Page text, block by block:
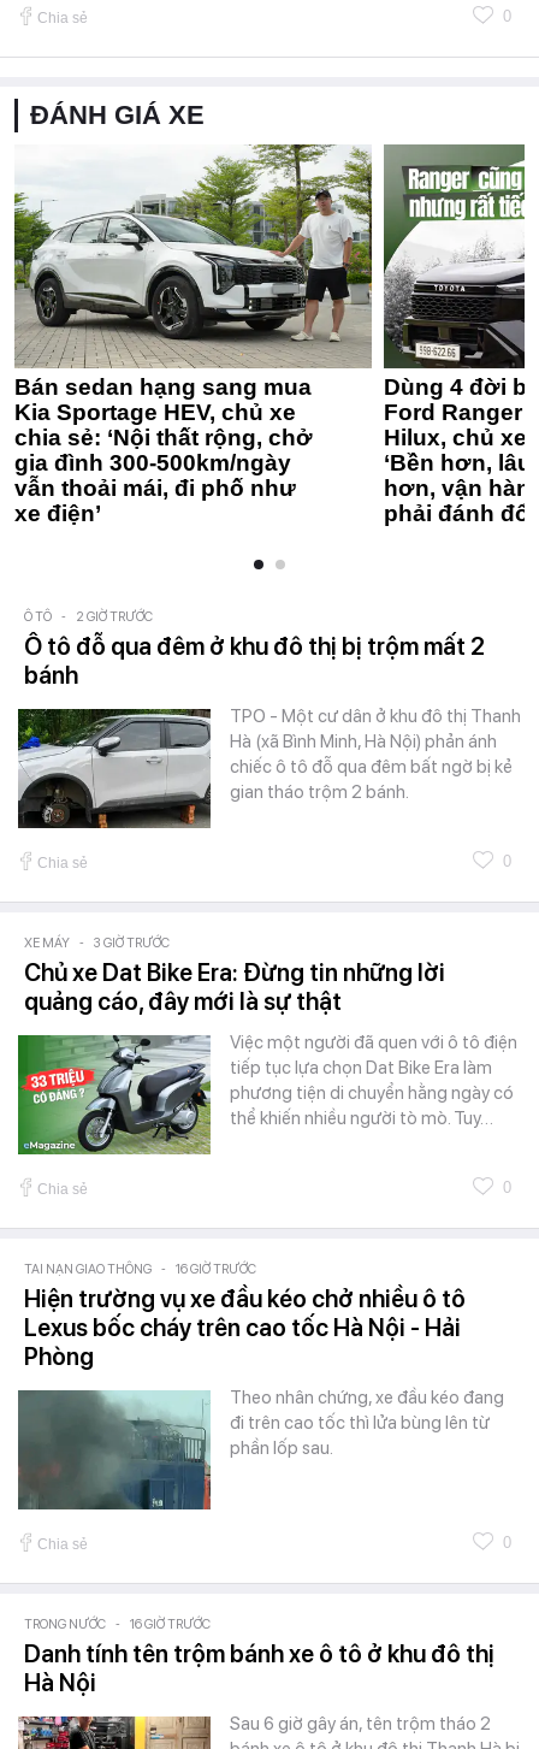
Chia sẻ 0
ĐÁNH GIÁ XE
Bán sedan hạng sang mua
Kia Sportage HEV, chủ xe
chia sẻ: ‘Nội thất rộng, chở
gia đình 300-500km/ngày
vẫn thoải mái, đi phố như
xe điện’
Dùng 4 đời
Ford Ranger
Hilux, chủ xe
‘Bền hơn,
hơn, vận
phải đánh
Ô TÔ - 2 GIỜ TRƯỚC
Ô tô đỗ qua đêm ở khu đô thị bị trộm mất 2
bánh
TPO - Một cư dân ở khu đô thị Thanh
Hà (xã Bình Minh, Hà Nội) phản ánh
chiếc ô tô đỗ qua đêm bất ngờ bị kẻ
gian tháo trộm 2 bánh.
Chia sẻ 0
XE MÁY - 3 GIỜ TRƯỚC
Chủ xe Dat Bike Era: Đừng tin những lời
quảng cáo, đây mới là sự thật
Việc một người đã quen với ô tô điện
tiếp tục lựa chọn Dat Bike Era làm
phương tiện di chuyển hằng ngày có
thể khiến nhiều người tò mò. Tuy…
Chia sẻ 0
TAI NẠN GIAO THÔNG - 16 GIỜ TRƯỚC
Hiện trường vụ xe đầu kéo chở nhiều ô tô
Lexus bốc cháy trên cao tốc Hà Nội - Hải
Phòng
Theo nhân chứng, xe đầu kéo đang
đi trên cao tốc thì lửa bùng lên từ
phần lốp sau.
Chia sẻ 0
TRONG NƯỚC - 16 GIỜ TRƯỚC
Danh tính tên trộm bánh xe ô tô ở khu đô thị
Hà Nội
Sau 6 giờ gây án, tên trộm tháo 2